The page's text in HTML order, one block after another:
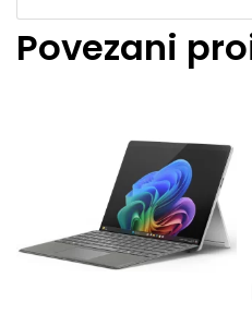
Povezani